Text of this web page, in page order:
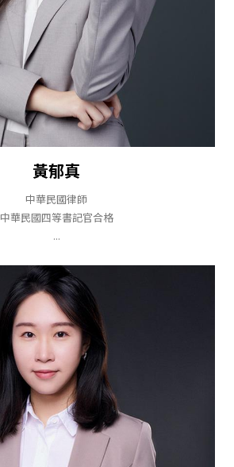
黃郁真
中華民國律師
中華民國四等書記官合格
...